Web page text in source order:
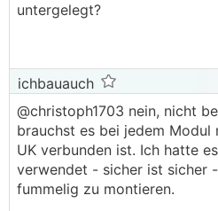
untergelegt?
ichbauauch
@christoph1703 nein, nicht
brauchst es bei jedem Modul
UK verbunden ist. Ich hatte
verwendet - sicher ist sicher
fummelig zu montieren.